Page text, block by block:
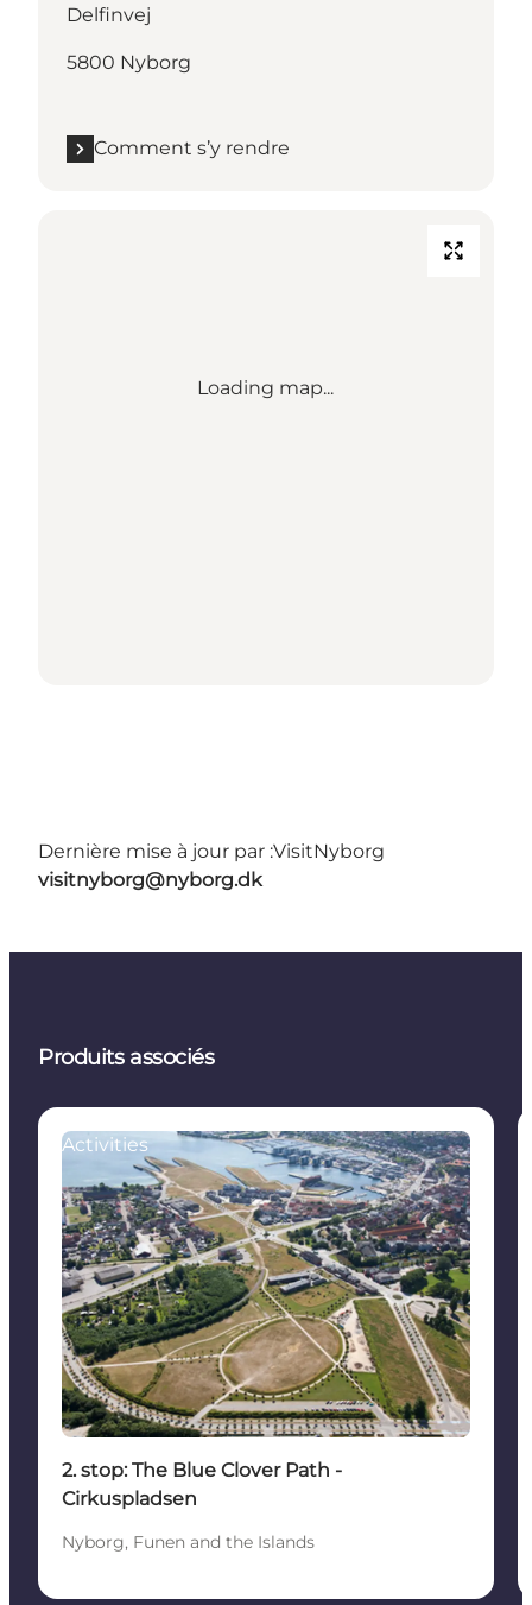
Delfinvej
5800 Nyborg
Comment s’y rendre
Loading map...
Dernière mise à jour par :VisitNyborg
visitnyborg@nyborg.dk
Produits associés
Activities
2. stop: The Blue Clover Path -
Cirkuspladsen
Nyborg, Funen and the Islands